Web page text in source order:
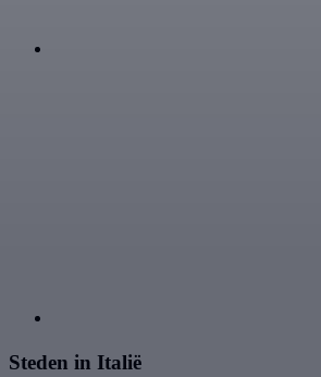
Steden in Italië